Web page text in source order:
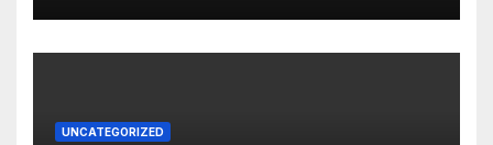
UNCATEGORIZED